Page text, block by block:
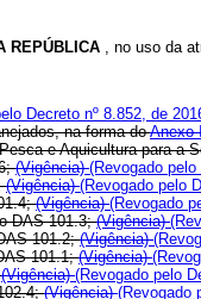
REPÚBLICA , no uso da
Decreto nº 8.852, de
na forma do
e Aquicultura para a
(Vigência)(Revogado
(Vigência)(Revogado pelo
(Vigência)(Revogado
DAS 101.3;(Vigência)
101.2;(Vigência)
101.1;(Vigência)
(Vigência)(Revogado pelo
(Vigência)(Revogado